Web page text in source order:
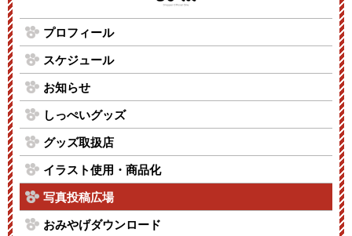
プロフィール
スケジュール
お知らせ
しっぺいグッズ
グッズ取扱店
イラスト使用・商品化
写真投稿広場
おみやげダウンロード